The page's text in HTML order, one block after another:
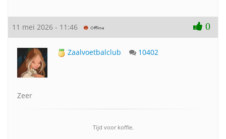
11 mei 2026 - 11:46 0
Zaalvoetbalclub 10402
Zeer
Tijd voor koffie.